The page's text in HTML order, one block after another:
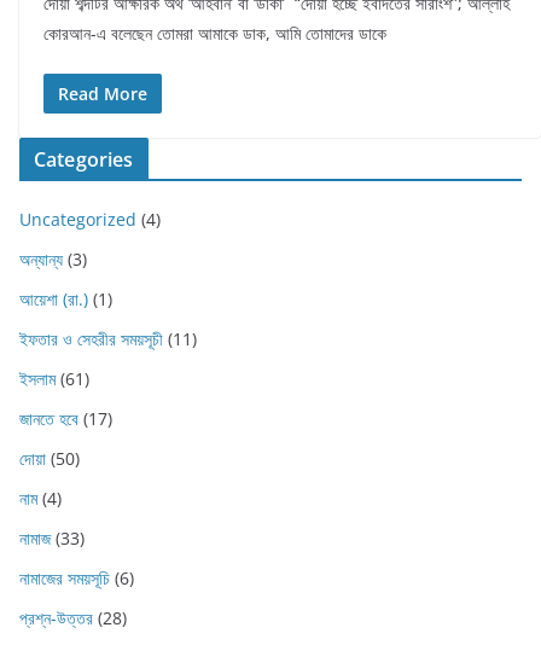
কোরআন-এ বলেছেন তোমরা আমাকে ডাক, আমি তোমাদের ডাকে
Read More
Categories
Uncategorized (4)
অন্যান্য (3)
আয়েশা (রা.) (1)
ইফতার ও সেহরীর সময়সূচী (11)
ইসলাম(61)
জানতে হবে (17)
দোয়া (50)
নাম(4)
নামাজ(33)
নামাজের সময়সূচি (6)
প্রশ্ন-উত্তর (28)